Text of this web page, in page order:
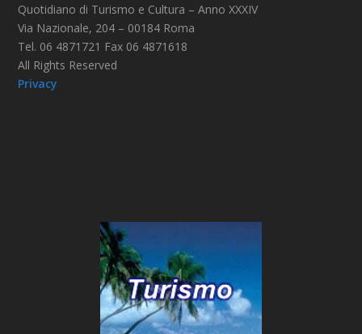
Quotidiano di Turismo e Cultura – Anno XXXIV
Via Nazionale, 204 – 00184 Roma
Tel. 06 4871721 Fax 06 4871618
All Rights Reserved
Privacy